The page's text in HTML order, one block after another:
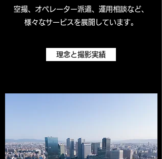
空撮、オペレーター派遣、運用相談など、
様々なサービスを展開しています。
理念と撮影実績